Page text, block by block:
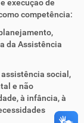
execução de
competência:
da Assistência
social,
e não
à infância, à